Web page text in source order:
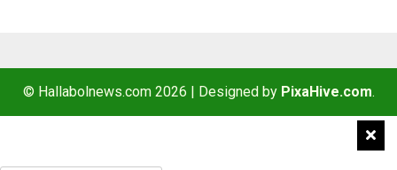
© Hallabolnews.com 2026 | Designed by PixaHive.com.